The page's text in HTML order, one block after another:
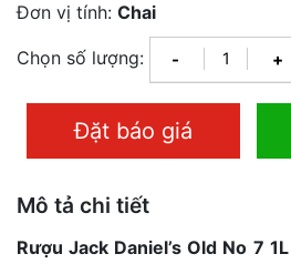
Đơn vị tính: Chai
Chọn số lượng: - +
Đặt báo giá
Mô tả chi tiết
RượuJack Daniel’s Old No 7 1L